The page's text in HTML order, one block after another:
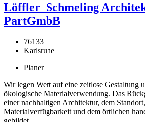
Löffler_Schmeling
PartGmbB
76133
Karlsruhe
Planer
Wir legen Wert auf eine zeitlose Gestaltung
ökologische Materialverwendung. Das
einer nachhaltigen Architektur, dem
Materialverfügbarkeit und dem örtlichen